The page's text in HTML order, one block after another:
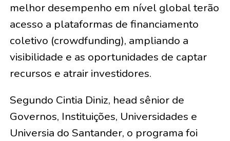
melhor desempenho em nível global terão
acesso a plataformas de financiamento
coletivo (crowdfunding), ampliando a
visibilidade e as oportunidades de captar
recursos e atrair investidores.
Segundo Cintia Diniz, head sênior de
Governos, Instituições, Universidades e
Universia do Santander, o programa foi